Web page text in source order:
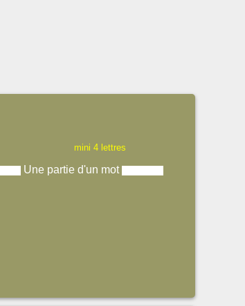
mini 4 lettres
Une partie d'un mot